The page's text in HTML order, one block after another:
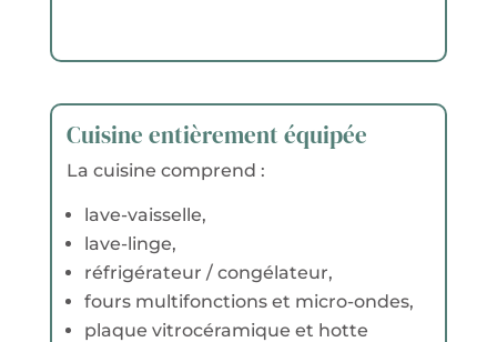
Cuisine entièrement équipée
La cuisine comprend :
lave-vaisselle,
lave-linge,
réfrigérateur / congélateur,
fours multifonctions et micro-ondes,
plaque vitrocéramique et hotte